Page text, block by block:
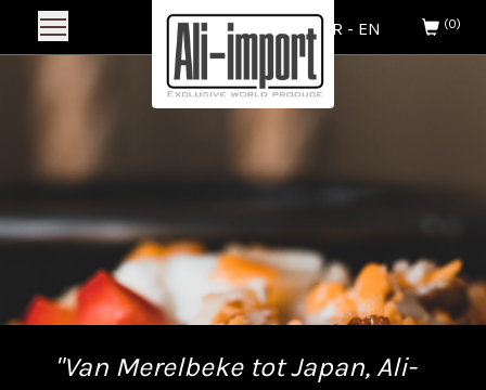
(0)
NL- FR - EN
"Van Merelbeke tot Japan, Ali-